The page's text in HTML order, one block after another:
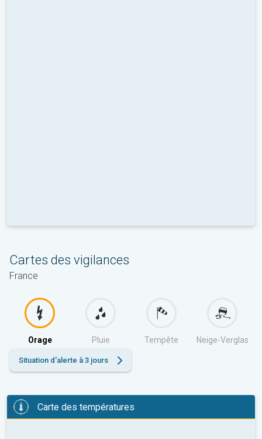
Cartes des vigilances
France
Orage Pluie Tempête Neige-Verglas
Situation d'alerte à 3 jours
Carte des températures